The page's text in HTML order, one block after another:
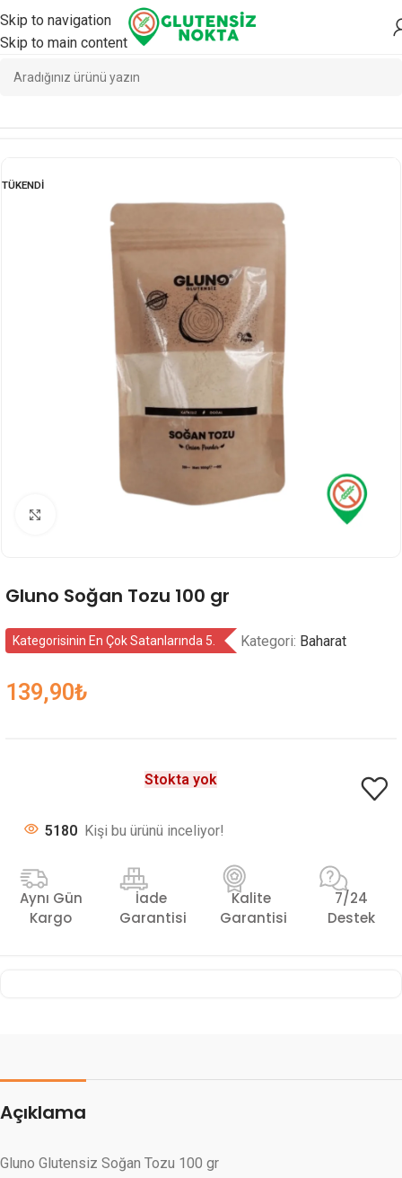
Skip to navigation
Skip to main content
Ana Sayfa Yemeklik
TÜKENDI
Gluno Soğan Tozu 100 gr
Kategorisinin En Çok Satanlarında 5. Kategori: Baharat
139,90₺
Stokta yok
5180 Kişi bu ürünü inceliyor!
Aynı Gün
Kargo
İade
Garantisi
Kalite
Garantisi
7/24
Destek
Açıklama
Gluno Glutensiz Soğan Tozu 100 gr